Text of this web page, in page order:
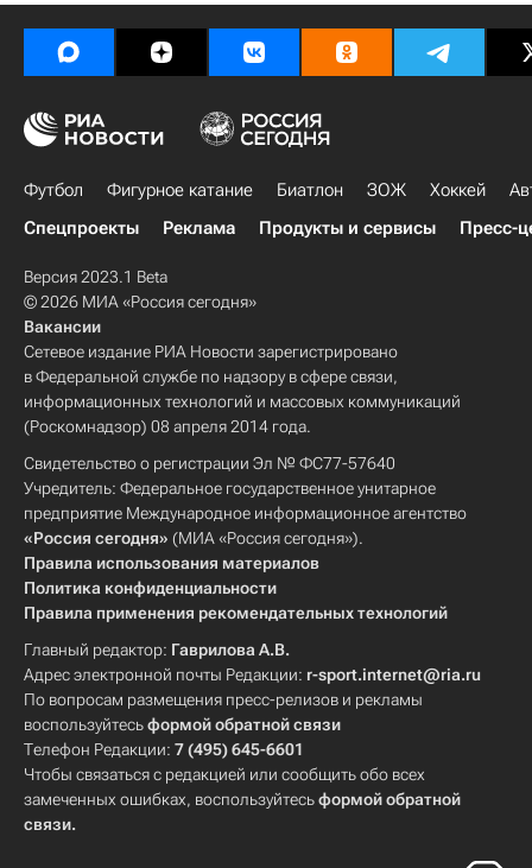
Футбол Фигурное катание Биатлон ЗОЖ Хоккей
Спецпроекты
Реклама Продукты и сервисы Пресс-
Версия 2023.1 Beta
© 2026 МИА «Россия сегодня»
Вакансии
Сетевое издание РИА Новости зарегистрировано
в Федеральной службе по надзору в сфере связи,
информационных технологий и массовых коммуникаций
(Роскомнадзор) 08 апреля 2014 года.
Свидетельство о регистрации Эл № ФС77-57640
Учредитель: Федеральное государственное унитарное
предприятие Международное информационное агентство
«Россия сегодня» (МИА «Россия сегодня»).
Правила использования материалов
Политика конфиденциальности
Правила применения рекомендательных технологий
Главный редактор: Гаврилова А.В.
Адрес электронной почты Редакции: r-sport.internet@ria.ru
По вопросам размещения пресс-релизов и рекламы
воспользуйтесьформой обратной связи
Телефон Редакции: 7 (495) 645-6601
Чтобы связаться с редакцией или сообщить обо всех
замеченных ошибках, воспользуйтесьформой обратной
связи.